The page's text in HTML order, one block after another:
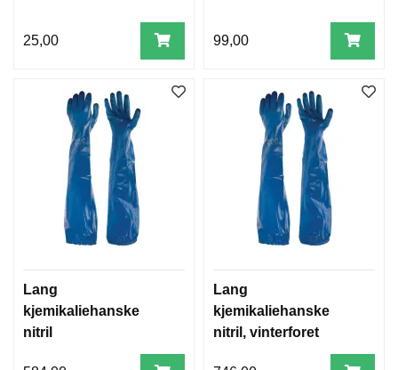
25,00 99,00
Lang
kjemikaliehanske
nitril
Lang
kjemikaliehanske
nitril, vinterforet